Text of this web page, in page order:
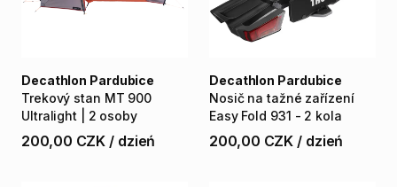
Trekový stan MT 900
Ultralight
2 osoby
Decathlon Pardubice
200,00 CZK / dzień
Nosič na tažné zařízení
Easy Fold 931 - 2 kola
Decathlon Pardubice
200,00 CZK / dzień